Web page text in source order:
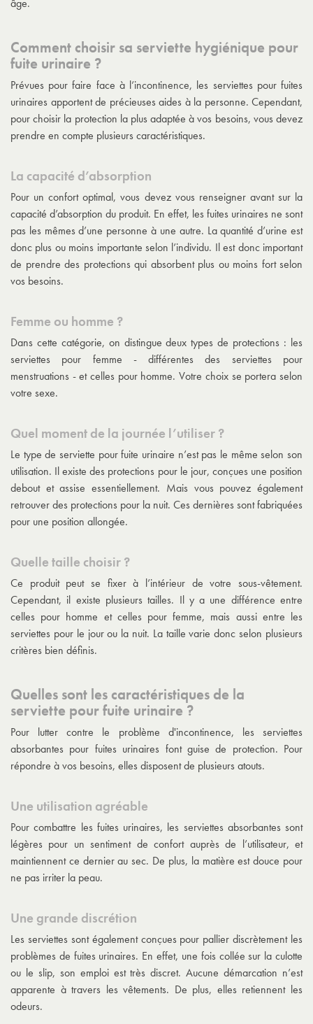
âge.
Comment choisir sa serviette hygiénique pour
fuite urinaire ?
Prévues pour faire face à l’incontinence, les serviettes pour fuites
urinaires apportent de précieuses aides à la personne. Cependant,
pour choisir la protection la plus adaptée à vos besoins, vous devez
prendre en compte plusieurs caractéristiques.
La capacité d’absorption
Pour un confort optimal, vous devez vous renseigner avant sur la
capacité d’absorption du produit. En effet, les fuites urinaires ne sont
pas les mêmes d’une personne à une autre. La quantité d’urine est
donc plus ou moins importante selon l’individu. Il est donc important
de prendre des protections qui absorbent plus ou moins fort selon
vos besoins.
Femme ou homme ?
Dans cette catégorie, on distingue deux types de protections : les
serviettes pour femme - différentes des serviettes pour
menstruations - et celles pour homme. Votre choix se portera selon
votre sexe.
Quel moment de la journée l’utiliser ?
Le type de serviette pour fuite urinaire n’est pas le même selon son
utilisation. Il existe des protections pour le jour, conçues une position
debout et assise essentiellement. Mais vous pouvez également
retrouver des protections pour la nuit. Ces dernières sont fabriquées
pour une position allongée.
Quelle taille choisir ?
Ce produit peut se fixer à l’intérieur de votre sous-vêtement.
Cependant, il existe plusieurs tailles. Il y a une différence entre
celles pour homme et celles pour femme, mais aussi entre les
serviettes pour le jour ou la nuit. La taille varie donc selon plusieurs
critères bien définis.
Quelles sont les caractéristiques de la
serviette pour fuite urinaire ?
Pour lutter contre le problème d'incontinence, les serviettes
absorbantes pour fuites urinaires font guise de protection. Pour
répondre à vos besoins, elles disposent de plusieurs atouts.
Une utilisation agréable
Pour combattre les fuites urinaires, les serviettes absorbantes sont
légères pour un sentiment de confort auprès de l’utilisateur, et
maintiennent ce dernier au sec. De plus, la matière est douce pour
ne pas irriter la peau.
Une grande discrétion
Les serviettes sont également conçues pour pallier discrètement les
problèmes de fuites urinaires. En effet, une fois collée sur la culotte
ou le slip, son emploi est très discret. Aucune démarcation n’est
apparente à travers les vêtements. De plus, elles retiennent les
odeurs.